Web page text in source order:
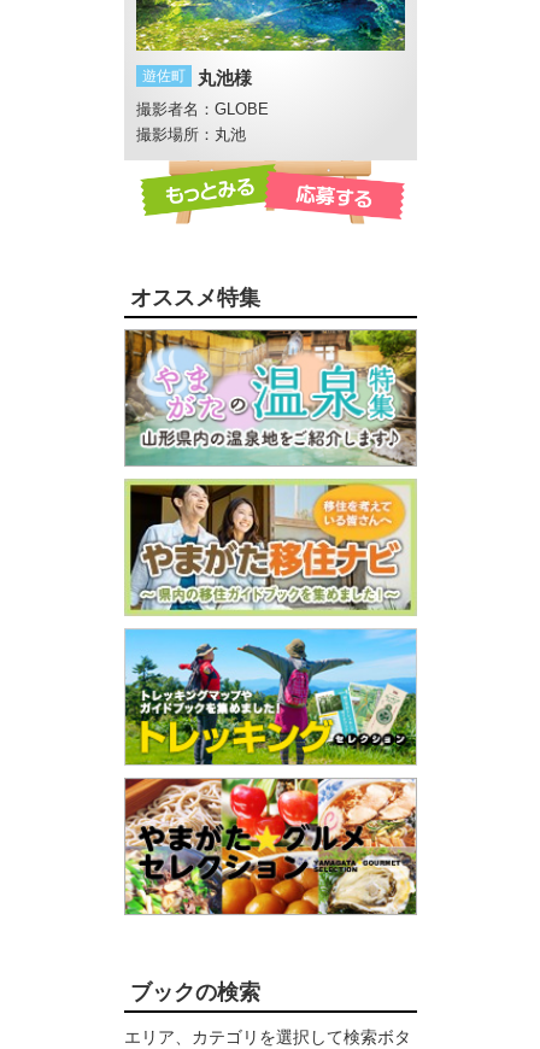
遊佐町 丸池様
撮影者名：GLOBE
撮影場所：丸池
オススメ特集
ブックの検索
エリア、カテゴリを選択して検索ボタ